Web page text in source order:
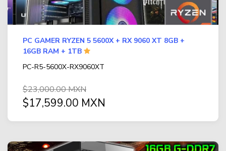
GAMES (24)
TELEFONIA
FAX
TECLADOS
PC GAMER BASICA
PC GAMER RYZEN 5 5600X + RX 9060 XT 8GB +
16GB RAM + 1TB
PC-R5-5600X-RX9060XT
$23,000.00 MXN
$17,599.00 MXN